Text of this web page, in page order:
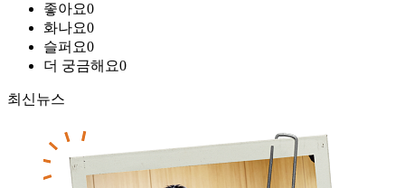
좋아요0
화나요0
슬퍼요0
더 궁금해요0
최신뉴스